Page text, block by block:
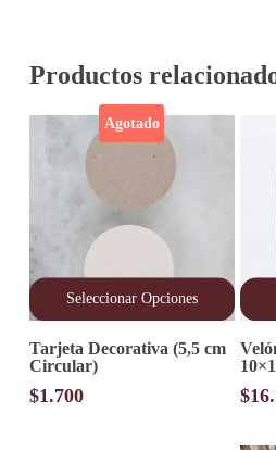
Productos
Seleccionar Opciones
producto
tiene
múltiples
variantes.
Agotado
Tarjeta Decorativa (5,5 cm
Circular)
$1.700 $